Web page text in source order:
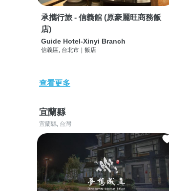
承攜行旅 - 信義館 (原豪麗旺商務飯
店)
Guide Hotel-Xinyi Branch
信義區, 台北市 | 飯店
查看更多
宜蘭縣
宜蘭縣, 台灣